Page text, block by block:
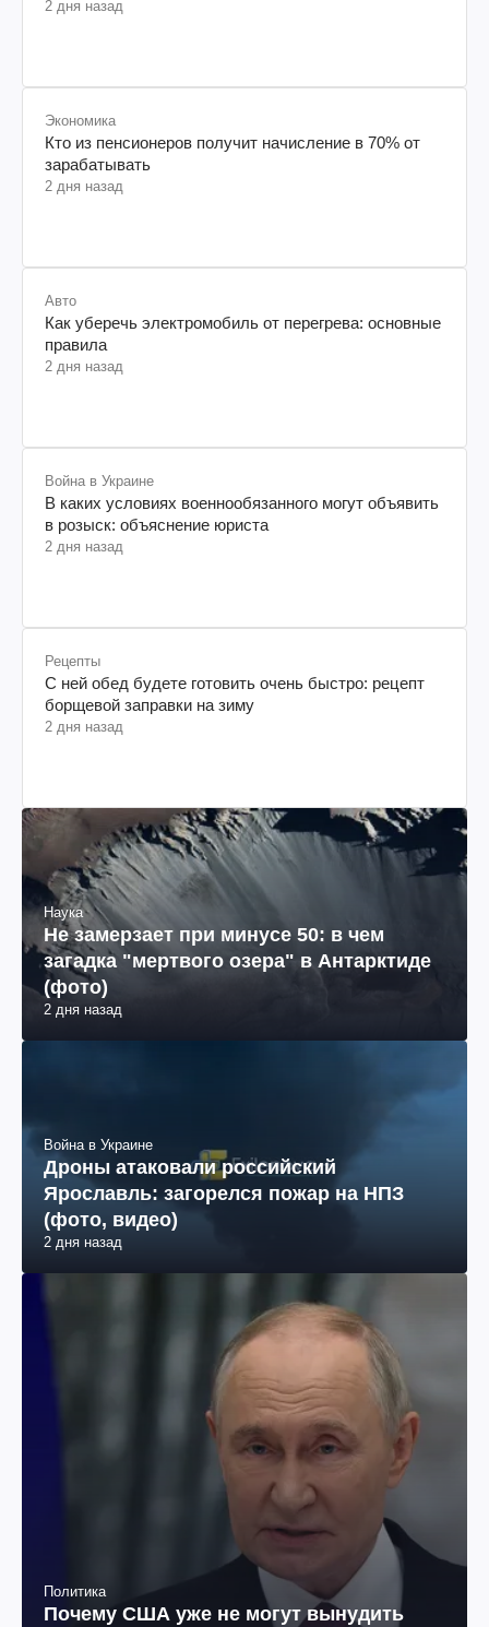
2 дня назад
Экономика
Кто из пенсионеров получит начисление в 70% от
зарабатывать
2 дня назад
Авто
Как уберечь электромобиль от перегрева: основные
правила
2 дня назад
Война в Украине
В каких условиях военнообязанного могут объявить
в розыск: объяснение юриста
2 дня назад
Рецепты
С ней обед будете готовить очень быстро: рецепт
борщевой заправки на зиму
2 дня назад
Наука
Не замерзает при минусе 50: в чем
загадка "мертвого озера" в Антарктиде
(фото)
2 дня назад
Война в Украине
Дроны атаковали российский
Ярославль: загорелся пожар на НПЗ
(фото, видео)
2 дня назад
Политика
Почему США уже не могут вынудить